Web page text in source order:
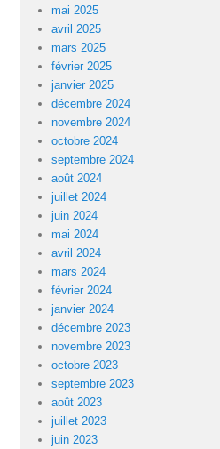
mai 2025
avril 2025
mars 2025
février 2025
janvier 2025
décembre 2024
novembre 2024
octobre 2024
septembre 2024
août 2024
juillet 2024
juin 2024
mai 2024
avril 2024
mars 2024
février 2024
janvier 2024
décembre 2023
novembre 2023
octobre 2023
septembre 2023
août 2023
juillet 2023
juin 2023